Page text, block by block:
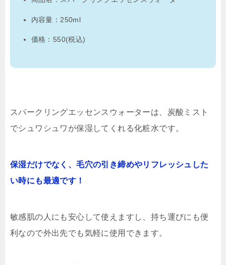
内容量：250ml
価格：550(税込)
スパークリングエッセンスウォーターは、炭酸ミスト
でシュワシュワが保湿してくれる化粧水です。
保湿だけでなく、毛穴の引き締めやリフレッシュした
い時にも最適です！
敏感肌の人にも安心して使えますし、持ち運びにも便
利なので外出先でも気軽に使用できます。